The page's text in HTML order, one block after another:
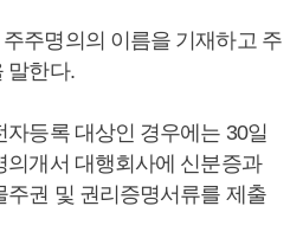
주명의의 이름을 기재하고 주
말한다.
등록 대상인 경우에는 30일
의개서 대행회사에 신분증과
주권 및 권리증명서류를 제출